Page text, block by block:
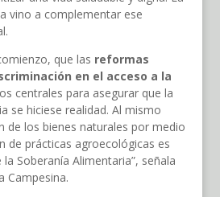
vino a complementar ese
que las reformas
en el acceso a la
centrales para asegurar que la
se hiciese realidad. Al mismo
de los bienes naturales por medio
de prácticas agroecológicas es
Soberanía Alimentaria”, señala
Campesina.